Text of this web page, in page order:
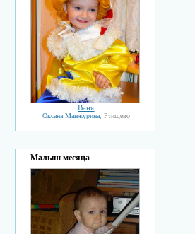
Ваня
Оксана Манжурина, Ртищево
Малыш месяца